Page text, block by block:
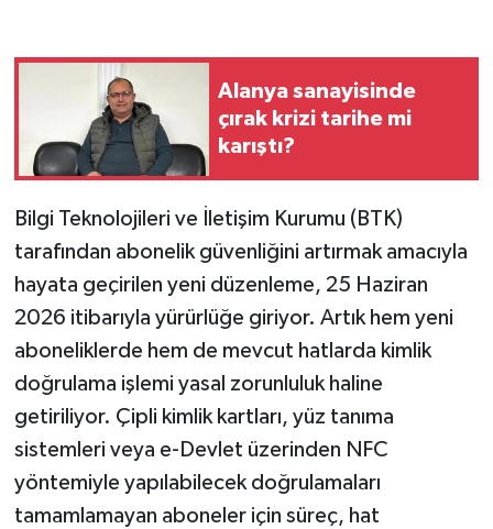
Alanya sanayisinde
çırak krizi tarihe mi
karıştı?
Bilgi Teknolojileri ve İletişim Kurumu (BTK)
tarafından abonelik güvenliğini artırmak amacıyla
hayata geçirilen yeni düzenleme, 25 Haziran
2026 itibarıyla yürürlüğe giriyor. Artık hem yeni
aboneliklerde hem de mevcut hatlarda kimlik
doğrulama işlemi yasal zorunluluk haline
getiriliyor. Çipli kimlik kartları, yüz tanıma
sistemleri veya e-Devlet üzerinden NFC
yöntemiyle yapılabilecek doğrulamaları
tamamlamayan aboneler için süreç, hat